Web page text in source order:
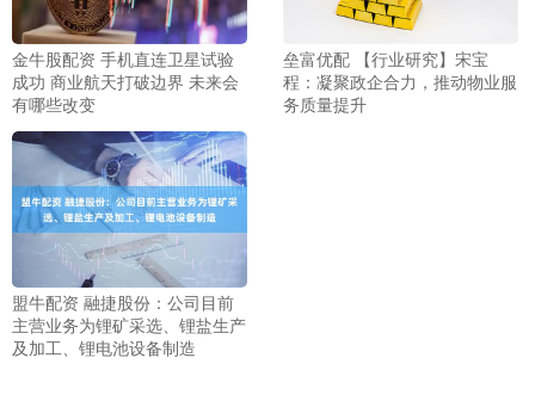
金牛股配资 手机直连卫星试验
成功 商业航天打破边界 未来会
有哪些改变
垒富优配 【行业研究】宋宝
程：凝聚政企合力，推动物业服
务质量提升
盟牛配资 融捷股份：公司目前
主营业务为锂矿采选、锂盐生产
及加工、锂电池设备制造